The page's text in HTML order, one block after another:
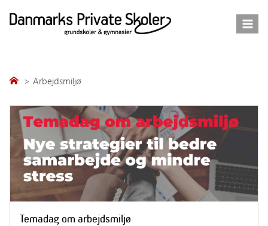
Arbejdsmiljø
Temadag om arbejdsmiljø